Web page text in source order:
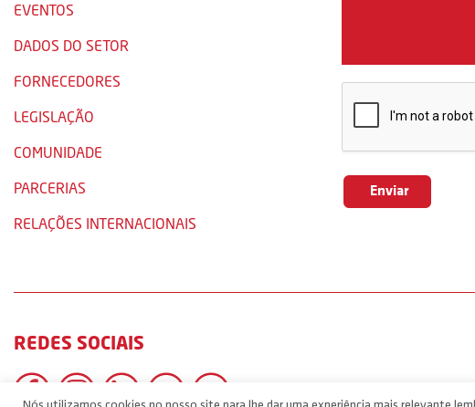
EVENTOS
DADOS DO SETOR
FORNECEDORES
LEGISLAÇÃO
COMUNIDADE
PARCERIAS
RELAÇÕES INTERNACIONAIS
REDES SOCIAIS